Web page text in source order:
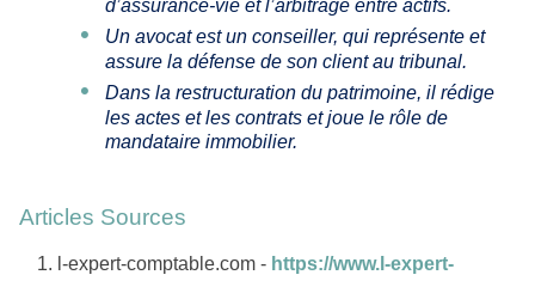
d’assurance-vie et l’arbitrage entre actifs.
Un avocat est un conseiller, qui représente et
assure la défense de son client au tribunal.
Dans la restructuration du patrimoine, il rédige
les actes et les contrats et joue le rôle de
mandataire immobilier.
Articles Sources
l-expert-comptable.com - https://www.l-expert-